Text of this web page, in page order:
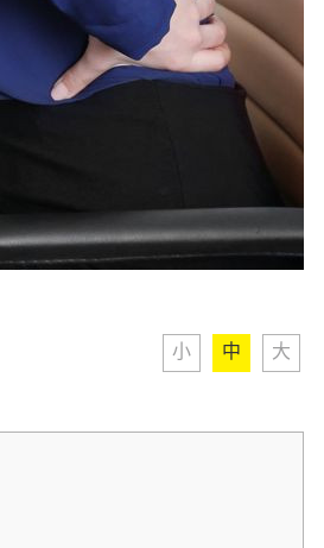
小 中 大